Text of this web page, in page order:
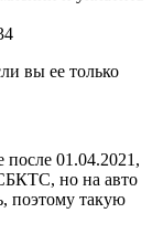
вы ее только
01.04.2021,
но на авто
поэтому такую